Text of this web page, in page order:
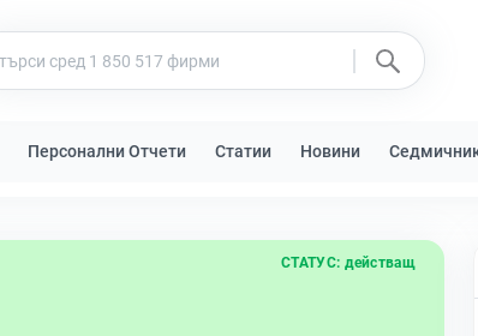
Персонални Отчети Статии Новини
СТАТУС: действащ